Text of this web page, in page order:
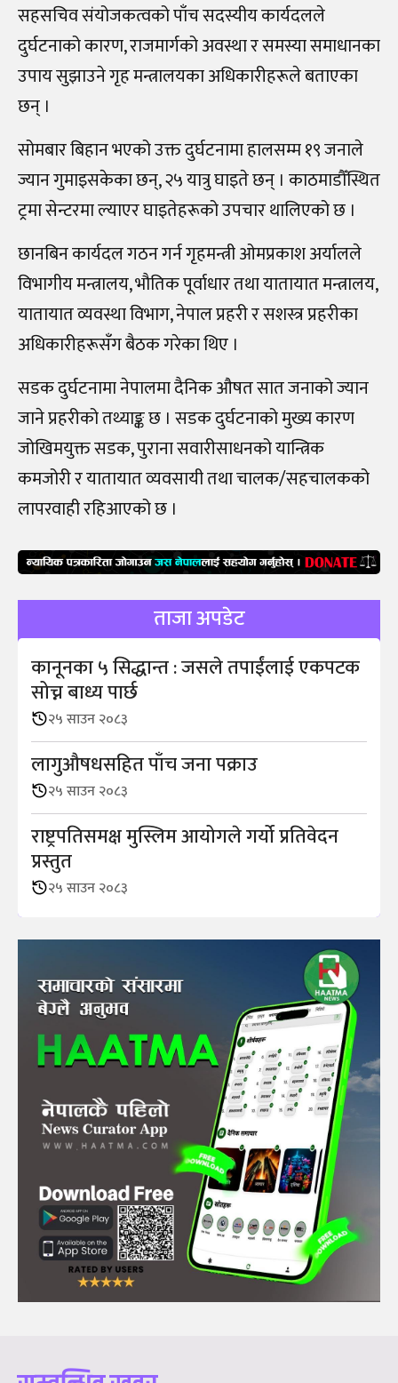
सहसचिव संयोजकत्वको पाँच सदस्यीय कार्यदलले
दुर्घटनाको कारण, राजमार्गको अवस्था र समस्या समाधानका
उपाय सुझाउने गृह मन्त्रालयका अधिकारीहरूले बताएका
छन्‌ ।
सोमबार बिहान भएको उक्त दुर्घटनामा हालसम्म १९ जनाले
ज्यान गुमाइसकेका छन्‌, २५ यात्रु घाइते छन्‌ । काठमाडौँस्थित
ट्रमा सेन्टरमा ल्याएर घाइतेहरूको उपचार थालिएको छ ।
छानबिन कार्यदल गठन गर्न गृहमन्त्री ओमप्रकाश अर्यालले
विभागीय मन्त्रालय, भौतिक पूर्वाधार तथा यातायात मन्त्रालय,
यातायात व्यवस्था विभाग, नेपाल प्रहरी र सशस्त्र प्रहरीका
अधिकारीहरूसँग बैठक गरेका थिए ।
सडक दुर्घटनामा नेपालमा दैनिक औषत सात जनाको ज्यान
जाने प्रहरीको तथ्याङ्क छ । सडक दुर्घटनाको मुख्य कारण
जोखिमयुक्त सडक, पुराना सवारीसाधनको यान्त्रिक
कमजोरी र यातायात व्यवसायी तथा चालक/सहचालकको
लापरवाही रहिआएको छ ।
ताजा अपडेट
कानूनका ५ सिद्धान्त : जसले तपाईंलाई एकपटक
सोच्न बाध्य पार्छ
२५ साउन २०८३
लागुऔषधसहित पाँच जना पक्राउ
२५ साउन २०८३
राष्ट्रपतिसमक्ष मुस्लिम आयोगले गर्यो प्रतिवेदन
प्रस्तुत
२५ साउन २०८३